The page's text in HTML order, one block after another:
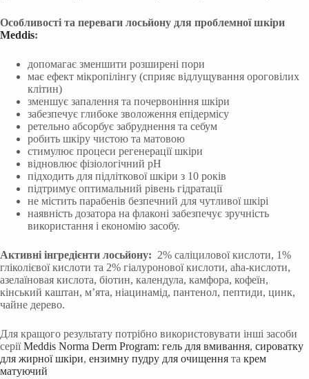
Особливості та переваги лосьйону для проблемної шкіри
Meddis:
допомагає зменшити розширені пори
має ефект мікропілінгу (сприяє відлущування ороговілих
клітин)
зменшує запалення та почервоніння шкіри
забезпечує глибоке зволоження епідермісу
ретельно абсорбує забруднення та себум
робить шкіру чистою та матовою
стимулює процеси регенерації шкіри
відновлює фізіологічний pH
підходить для підліткової шкіри з 10 років
підтримує оптимальний рівень гідратації
не містить парабенів безпечний для чутливої шкірі
наявність дозатора на флаконі забезпечує зручність
використання і економію засобу.
Активні інгредієнти лосьйону: 2% саліцилової кислоти, 1%
гліколієвої кислоти та 2% гіалуронової кислоти, aha-кислоти,
азелаїновая кислота, біотин, календула, камфора, кофеїн,
кінський каштан, м’ята, ніацинамід, пантенол, пептиди, цинк,
чайне дерево.
Для кращого результату потрібно використовувати інші засоби
серіїMeddis Norma Derm Program: гель для вмивання, сироватку
для жирної шкіри, ензимну пудру для очищення та крем
матуючий